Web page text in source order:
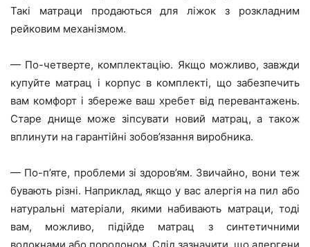
Такі матраци продаються для ліжок з розкладним
рейковим механізмом.
— По-четверте, комплектацію. Якщо можливо, завжди
купуйте матрац і корпус в комплекті, що забезпечить
вам комфорт і збереже ваш хребет від перевантажень.
Старе днище може зіпсувати новий матрац, а також
вплинути на гарантійні зобов’язання виробника.
— По-п’яте, проблеми зі здоров’ям. Звичайно, вони теж
бувають різні. Наприклад, якщо у вас алергія на пил або
натуральні матеріали, якими набивають матраци, тоді
вам, можливо, підійде матрац з синтетичними
волокнами або поролоном. Слід зазначити, що алергени